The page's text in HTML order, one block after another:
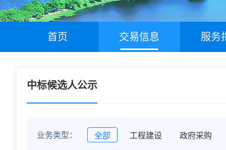
首页 交易信息 服务
中标候选人公示
业务类型： 全部 工程建设
政府采购